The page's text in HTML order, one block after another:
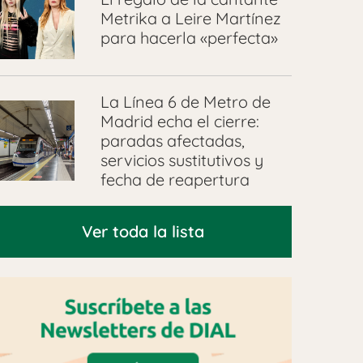
Metrika a Leire Martínez
para hacerla «perfecta»
La Línea 6 de Metro de
Madrid echa el cierre:
paradas afectadas,
servicios sustitutivos y
fecha de reapertura
Ver toda la lista